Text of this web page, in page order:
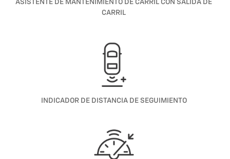
ASISTENTE DE MANTENIMIENTO DE CARRIL CON SALIDA DE
CARRIL
INDICADOR DE DISTANCIA DE SEGUIMIENTO